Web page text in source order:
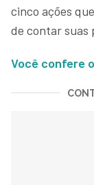
cinco ações
de contar suas
Você confere